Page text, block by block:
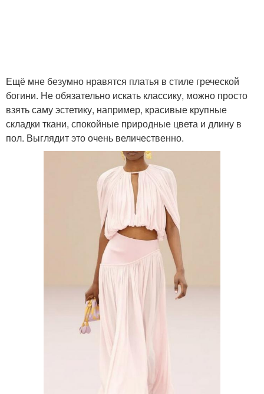
Ещё мне безумно нравятся платья в стиле греческой
богини. Не обязательно искать классику, можно просто
взять саму эстетику, например, красивые крупные
складки ткани, спокойные природные цвета и длину в
пол. Выглядит это очень величественно.